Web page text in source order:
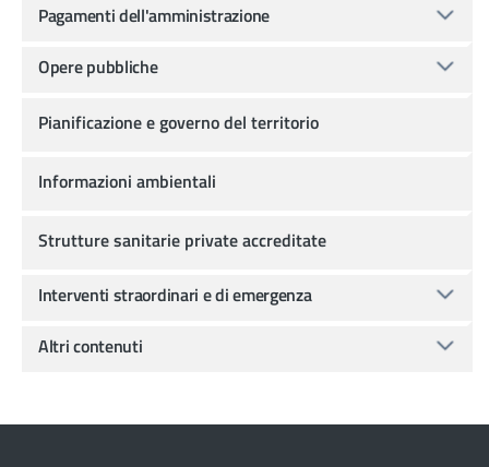
Pagamenti dell'amministrazione
Opere pubbliche
Pianificazione e governo del territorio
Informazioni ambientali
Strutture sanitarie private accreditate
Interventi straordinari e di emergenza
Altri contenuti